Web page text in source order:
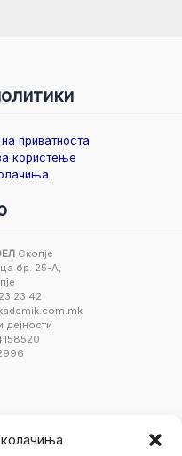
приватноста
користење
Скопје
бр. 25-А,
23 42
дејности